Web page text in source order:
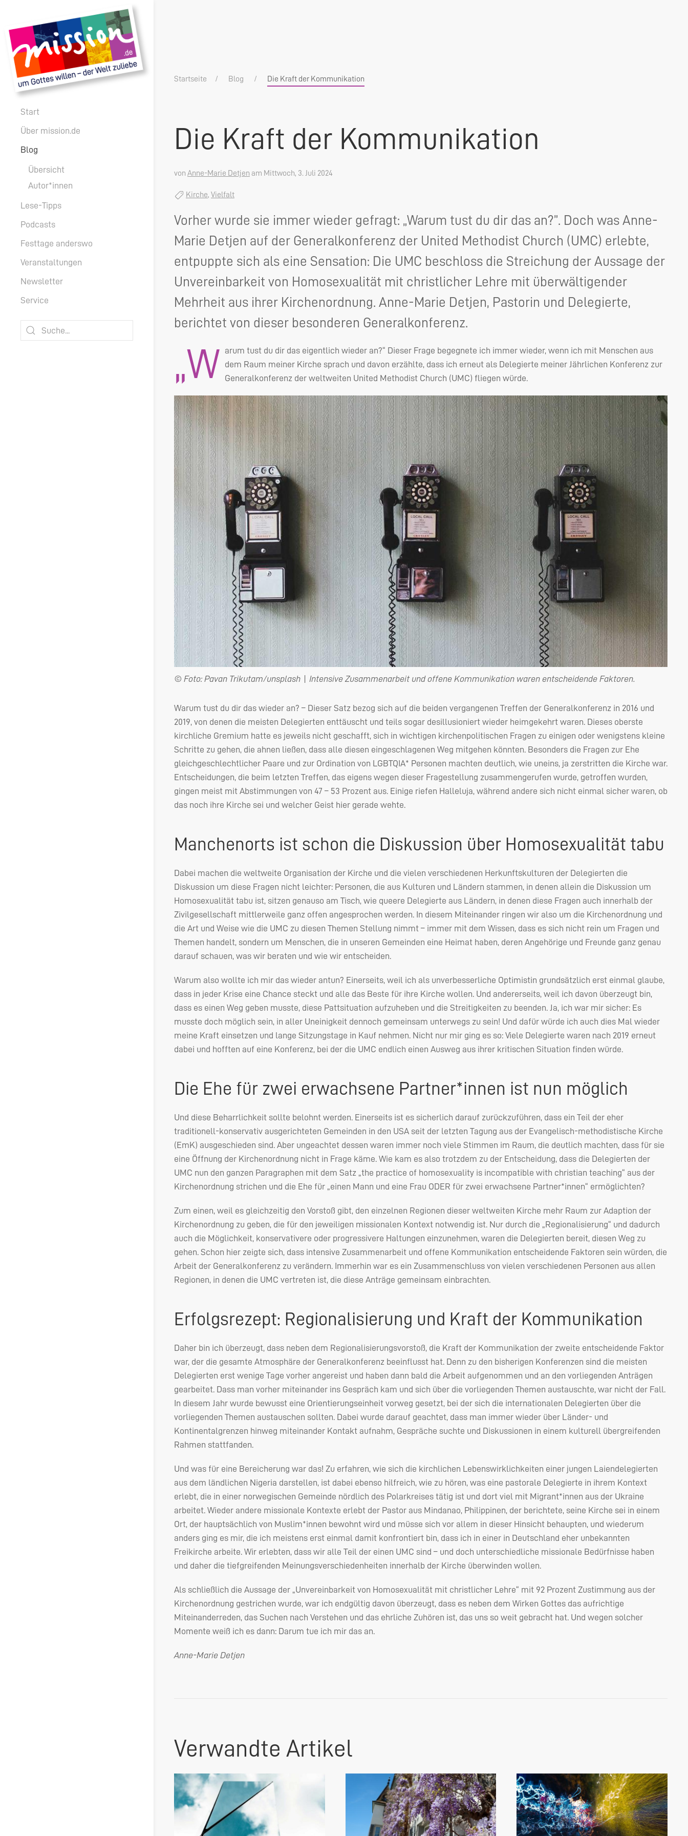
Start
Über mission.de
Blog
Übersicht
Autor*innen
Lese-Tipps
Podcasts
Festtage anderswo
Veranstaltungen
Newsletter
Service
Startseite Blog Die Kraft der Kommunikation
Die Kraft der Kommunikation
von Anne-Marie Detjen am Mittwoch, 3. Juli 2024
Kirche, Vielfalt
Vorher wurde sie immer wieder gefragt: „Warum tust du dir das an?”. Doch was Anne-
Marie Detjen auf der Generalkonferenz der United Methodist Church (UMC) erlebte,
entpuppte sich als eine Sensation: Die UMC beschloss die Streichung der Aussage der
Unvereinbarkeit von Homosexualität mit christlicher Lehre mit überwältigender
Mehrheit aus ihrer Kirchenordnung. Anne-Marie Detjen, Pastorin und Delegierte,
berichtet von dieser besonderen Generalkonferenz.
„W
arum tust du dir das eigentlich wieder an?“ Dieser Frage begegnete ich immer wieder, wenn ich mit Menschen aus
dem Raum meiner Kirche sprach und davon erzählte, dass ich erneut als Delegierte meiner Jährlichen Konferenz zur
Generalkonferenz der weltweiten United Methodist Church (UMC) fliegen würde.
© Foto: Pavan Trikutam/unsplash | Intensive Zusammenarbeit und offene Kommunikation waren entscheidende Faktoren.
Warum tust du dir das wieder an? – Dieser Satz bezog sich auf die beiden vergangenen Treffen der Generalkonferenz in 2016 und
2019, von denen die meisten Delegierten enttäuscht und teils sogar desillusioniert wieder heimgekehrt waren. Dieses oberste
kirchliche Gremium hatte es jeweils nicht geschafft, sich in wichtigen kirchenpolitischen Fragen zu einigen oder wenigstens kleine
Schritte zu gehen, die ahnen ließen, dass alle diesen eingeschlagenen Weg mitgehen könnten. Besonders die Fragen zur Ehe
gleichgeschlechtlicher Paare und zur Ordination von LGBTQIA* Personen machten deutlich, wie uneins, ja zerstritten die Kirche war.
Entscheidungen, die beim letzten Treffen, das eigens wegen dieser Fragestellung zusammengerufen wurde, getroffen wurden,
gingen meist mit Abstimmungen von 47 – 53 Prozent aus. Einige riefen Halleluja, während andere sich nicht einmal sicher waren, ob
das noch ihre Kirche sei und welcher Geist hier gerade wehte.
Manchenorts ist schon die Diskussion über Homosexualität tabu
Dabei machen die weltweite Organisation der Kirche und die vielen verschiedenen Herkunftskulturen der Delegierten die
Diskussion um diese Fragen nicht leichter: Personen, die aus Kulturen und Ländern stammen, in denen allein die Diskussion um
Homosexualität tabu ist, sitzen genauso am Tisch, wie queere Delegierte aus Ländern, in denen diese Fragen auch innerhalb der
Zivilgesellschaft mittlerweile ganz offen angesprochen werden. In diesem Miteinander ringen wir also um die Kirchenordnung und
die Art und Weise wie die UMC zu diesen Themen Stellung nimmt – immer mit dem Wissen, dass es sich nicht rein um Fragen und
Themen handelt, sondern um Menschen, die in unseren Gemeinden eine Heimat haben, deren Angehörige und Freunde ganz genau
darauf schauen, was wir beraten und wie wir entscheiden.
Warum also wollte ich mir das wieder antun? Einerseits, weil ich als unverbesserliche Optimistin grundsätzlich erst einmal glaube,
dass in jeder Krise eine Chance steckt und alle das Beste für ihre Kirche wollen. Und andererseits, weil ich davon überzeugt bin,
dass es einen Weg geben musste, diese Pattsituation aufzuheben und die Streitigkeiten zu beenden. Ja, ich war mir sicher: Es
musste doch möglich sein, in aller Uneinigkeit dennoch gemeinsam unterwegs zu sein! Und dafür würde ich auch dies Mal wieder
meine Kraft einsetzen und lange Sitzungstage in Kauf nehmen. Nicht nur mir ging es so: Viele Delegierte waren nach 2019 erneut
dabei und hofften auf eine Konferenz, bei der die UMC endlich einen Ausweg aus ihrer kritischen Situation finden würde.
Die Ehe für zwei erwachsene Partner*innen ist nun möglich
Und diese Beharrlichkeit sollte belohnt werden. Einerseits ist es sicherlich darauf zurückzuführen, dass ein Teil der eher
traditionell-konservativ ausgerichteten Gemeinden in den USA seit der letzten Tagung aus der Evangelisch-methodistische Kirche
(EmK) ausgeschieden sind. Aber ungeachtet dessen waren immer noch viele Stimmen im Raum, die deutlich machten, dass für sie
eine Öffnung der Kirchenordnung nicht in Frage käme. Wie kam es also trotzdem zu der Entscheidung, dass die Delegierten der
UMC nun den ganzen Paragraphen mit dem Satz „the practice of homosexuality is incompatible with christian teaching“ aus der
Kirchenordnung strichen und die Ehe für „einen Mann und eine Frau ODER für zwei erwachsene Partner*innen“ ermöglichten?
Zum einen, weil es gleichzeitig den Vorstoß gibt, den einzelnen Regionen dieser weltweiten Kirche mehr Raum zur Adaption der
Kirchenordnung zu geben, die für den jeweiligen missionalen Kontext notwendig ist. Nur durch die „Regionalisierung“ und dadurch
auch die Möglichkeit, konservativere oder progressivere Haltungen einzunehmen, waren die Delegierten bereit, diesen Weg zu
gehen. Schon hier zeigte sich, dass intensive Zusammenarbeit und offene Kommunikation entscheidende Faktoren sein würden, die
Arbeit der Generalkonferenz zu verändern. Immerhin war es ein Zusammenschluss von vielen verschiedenen Personen aus allen
Regionen, in denen die UMC vertreten ist, die diese Anträge gemeinsam einbrachten.
Erfolgsrezept: Regionalisierung und Kraft der Kommunikation
Daher bin ich überzeugt, dass neben dem Regionalisierungsvorstoß, die Kraft der Kommunikation der zweite entscheidende Faktor
war, der die gesamte Atmosphäre der Generalkonferenz beeinflusst hat. Denn zu den bisherigen Konferenzen sind die meisten
Delegierten erst wenige Tage vorher angereist und haben dann bald die Arbeit aufgenommen und an den vorliegenden Anträgen
gearbeitet. Dass man vorher miteinander ins Gespräch kam und sich über die vorliegenden Themen austauschte, war nicht der Fall.
In diesem Jahr wurde bewusst eine Orientierungseinheit vorweg gesetzt, bei der sich die internationalen Delegierten über die
vorliegenden Themen austauschen sollten. Dabei wurde darauf geachtet, dass man immer wieder über Länder- und
Kontinentalgrenzen hinweg miteinander Kontakt aufnahm, Gespräche suchte und Diskussionen in einem kulturell übergreifenden
Rahmen stattfanden.
Und was für eine Bereicherung war das! Zu erfahren, wie sich die kirchlichen Lebenswirklichkeiten einer jungen Laiendelegierten
aus dem ländlichen Nigeria darstellen, ist dabei ebenso hilfreich, wie zu hören, was eine pastorale Delegierte in ihrem Kontext
erlebt, die in einer norwegischen Gemeinde nördlich des Polarkreises tätig ist und dort viel mit Migrant*innen aus der Ukraine
arbeitet. Wieder andere missionale Kontexte erlebt der Pastor aus Mindanao, Philippinen, der berichtete, seine Kirche sei in einem
Ort, der hauptsächlich von Muslim*innen bewohnt wird und müsse sich vor allem in dieser Hinsicht behaupten, und wiederum
anders ging es mir, die ich meistens erst einmal damit konfrontiert bin, dass ich in einer in Deutschland eher unbekannten
Freikirche arbeite. Wir erlebten, dass wir alle Teil der einen UMC sind – und doch unterschiedliche missionale Bedürfnisse haben
und daher die tiefgreifenden Meinungsverschiedenheiten innerhalb der Kirche überwinden wollen.
Als schließlich die Aussage der „Unvereinbarkeit von Homosexualität mit christlicher Lehre“ mit 92 Prozent Zustimmung aus der
Kirchenordnung gestrichen wurde, war ich endgültig davon überzeugt, dass es neben dem Wirken Gottes das aufrichtige
Miteinanderreden, das Suchen nach Verstehen und das ehrliche Zuhören ist, das uns so weit gebracht hat. Und wegen solcher
Momente weiß ich es dann: Darum tue ich mir das an.
Anne-Marie Detjen
Verwandte Artikel